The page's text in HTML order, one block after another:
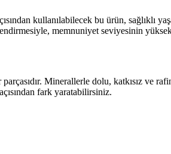
kullanılabilecek bu ürün, sağlıklı
memnuniyet seviyesinin
Minerallerle dolu, katkısız ve
fark yaratabilirsiniz.